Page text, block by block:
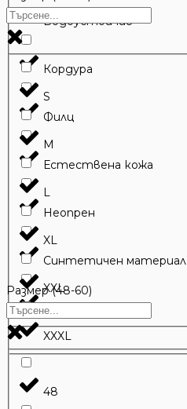
Водоустойчив
Кордура
Филц
Естествена кожа
Неопрен
Синтетичен материал
Телешка кожа
S
M
L
XL
XXL
XXXL
Размер (48-60)
48